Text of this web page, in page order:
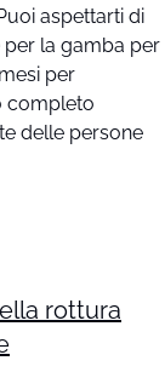
aspettarti di
la gamba per
per
completo
delle persone
rottura